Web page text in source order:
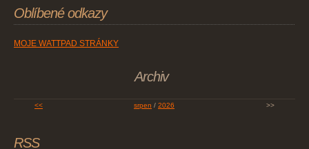
Oblíbené odkazy
MOJE WATTPAD STRÁNKY
Archiv
<< srpen / 2026 >>
RSS